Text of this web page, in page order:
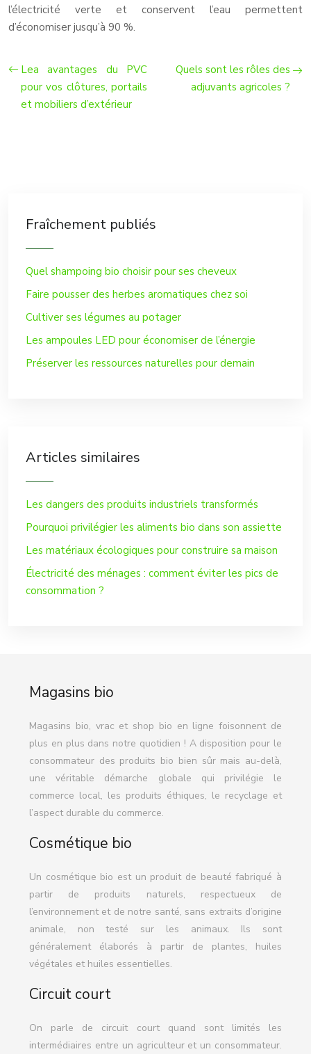
l’électricité verte et conservent l’eau permettent
d’économiser jusqu’à 90 %.
Lea avantages du PVC
pour vos clôtures, portails
et mobiliers d’extérieur
Quels sont les rôles des
adjuvants agricoles ?
Fraîchement publiés
Quel shampoing bio choisir pour ses cheveux
Faire pousser des herbes aromatiques chez soi
Cultiver ses légumes au potager
Les ampoules LED pour économiser de l’énergie
Préserver les ressources naturelles pour demain
Articles similaires
Les dangers des produits industriels transformés
Pourquoi privilégier les aliments bio dans son assiette
Les matériaux écologiques pour construire sa maison
Électricité des ménages : comment éviter les pics de
consommation ?
Magasins bio
Magasins bio, vrac et shop bio en ligne foisonnent de
plus en plus dans notre quotidien ! A disposition pour le
consommateur des produits bio bien sûr mais au-delà,
une véritable démarche globale qui privilégie le
commerce local, les produits éthiques, le recyclage et
l’aspect durable du commerce.
Cosmétique bio
Un cosmétique bio est un produit de beauté fabriqué à
partir de produits naturels, respectueux de
l’environnement et de notre santé, sans extraits d’origine
animale, non testé sur les animaux. Ils sont
généralement élaborés à partir de plantes, huiles
végétales et huiles essentielles.
Circuit court
On parle de circuit court quand sont limités les
intermédiaires entre un agriculteur et un consommateur.